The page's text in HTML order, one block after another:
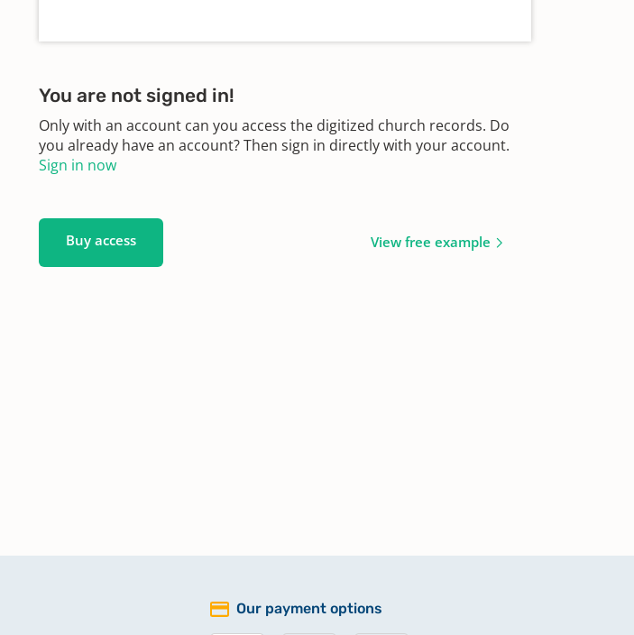
You are not signed in!
Only with an account can you access the digitized church records. Do
you already have an account? Then sign in directly with your account.
Sign in now
Buy access View free example
Our payment options